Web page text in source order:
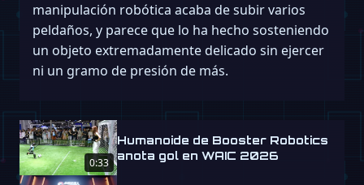
manipulación robótica acaba de subir varios
peldaños, y parece que lo ha hecho sosteniendo
un objeto extremadamente delicado sin ejercer
ni un gramo de presión de más.
0:33
Humanoide de Booster Robotics
anota gol en WAIC 2026